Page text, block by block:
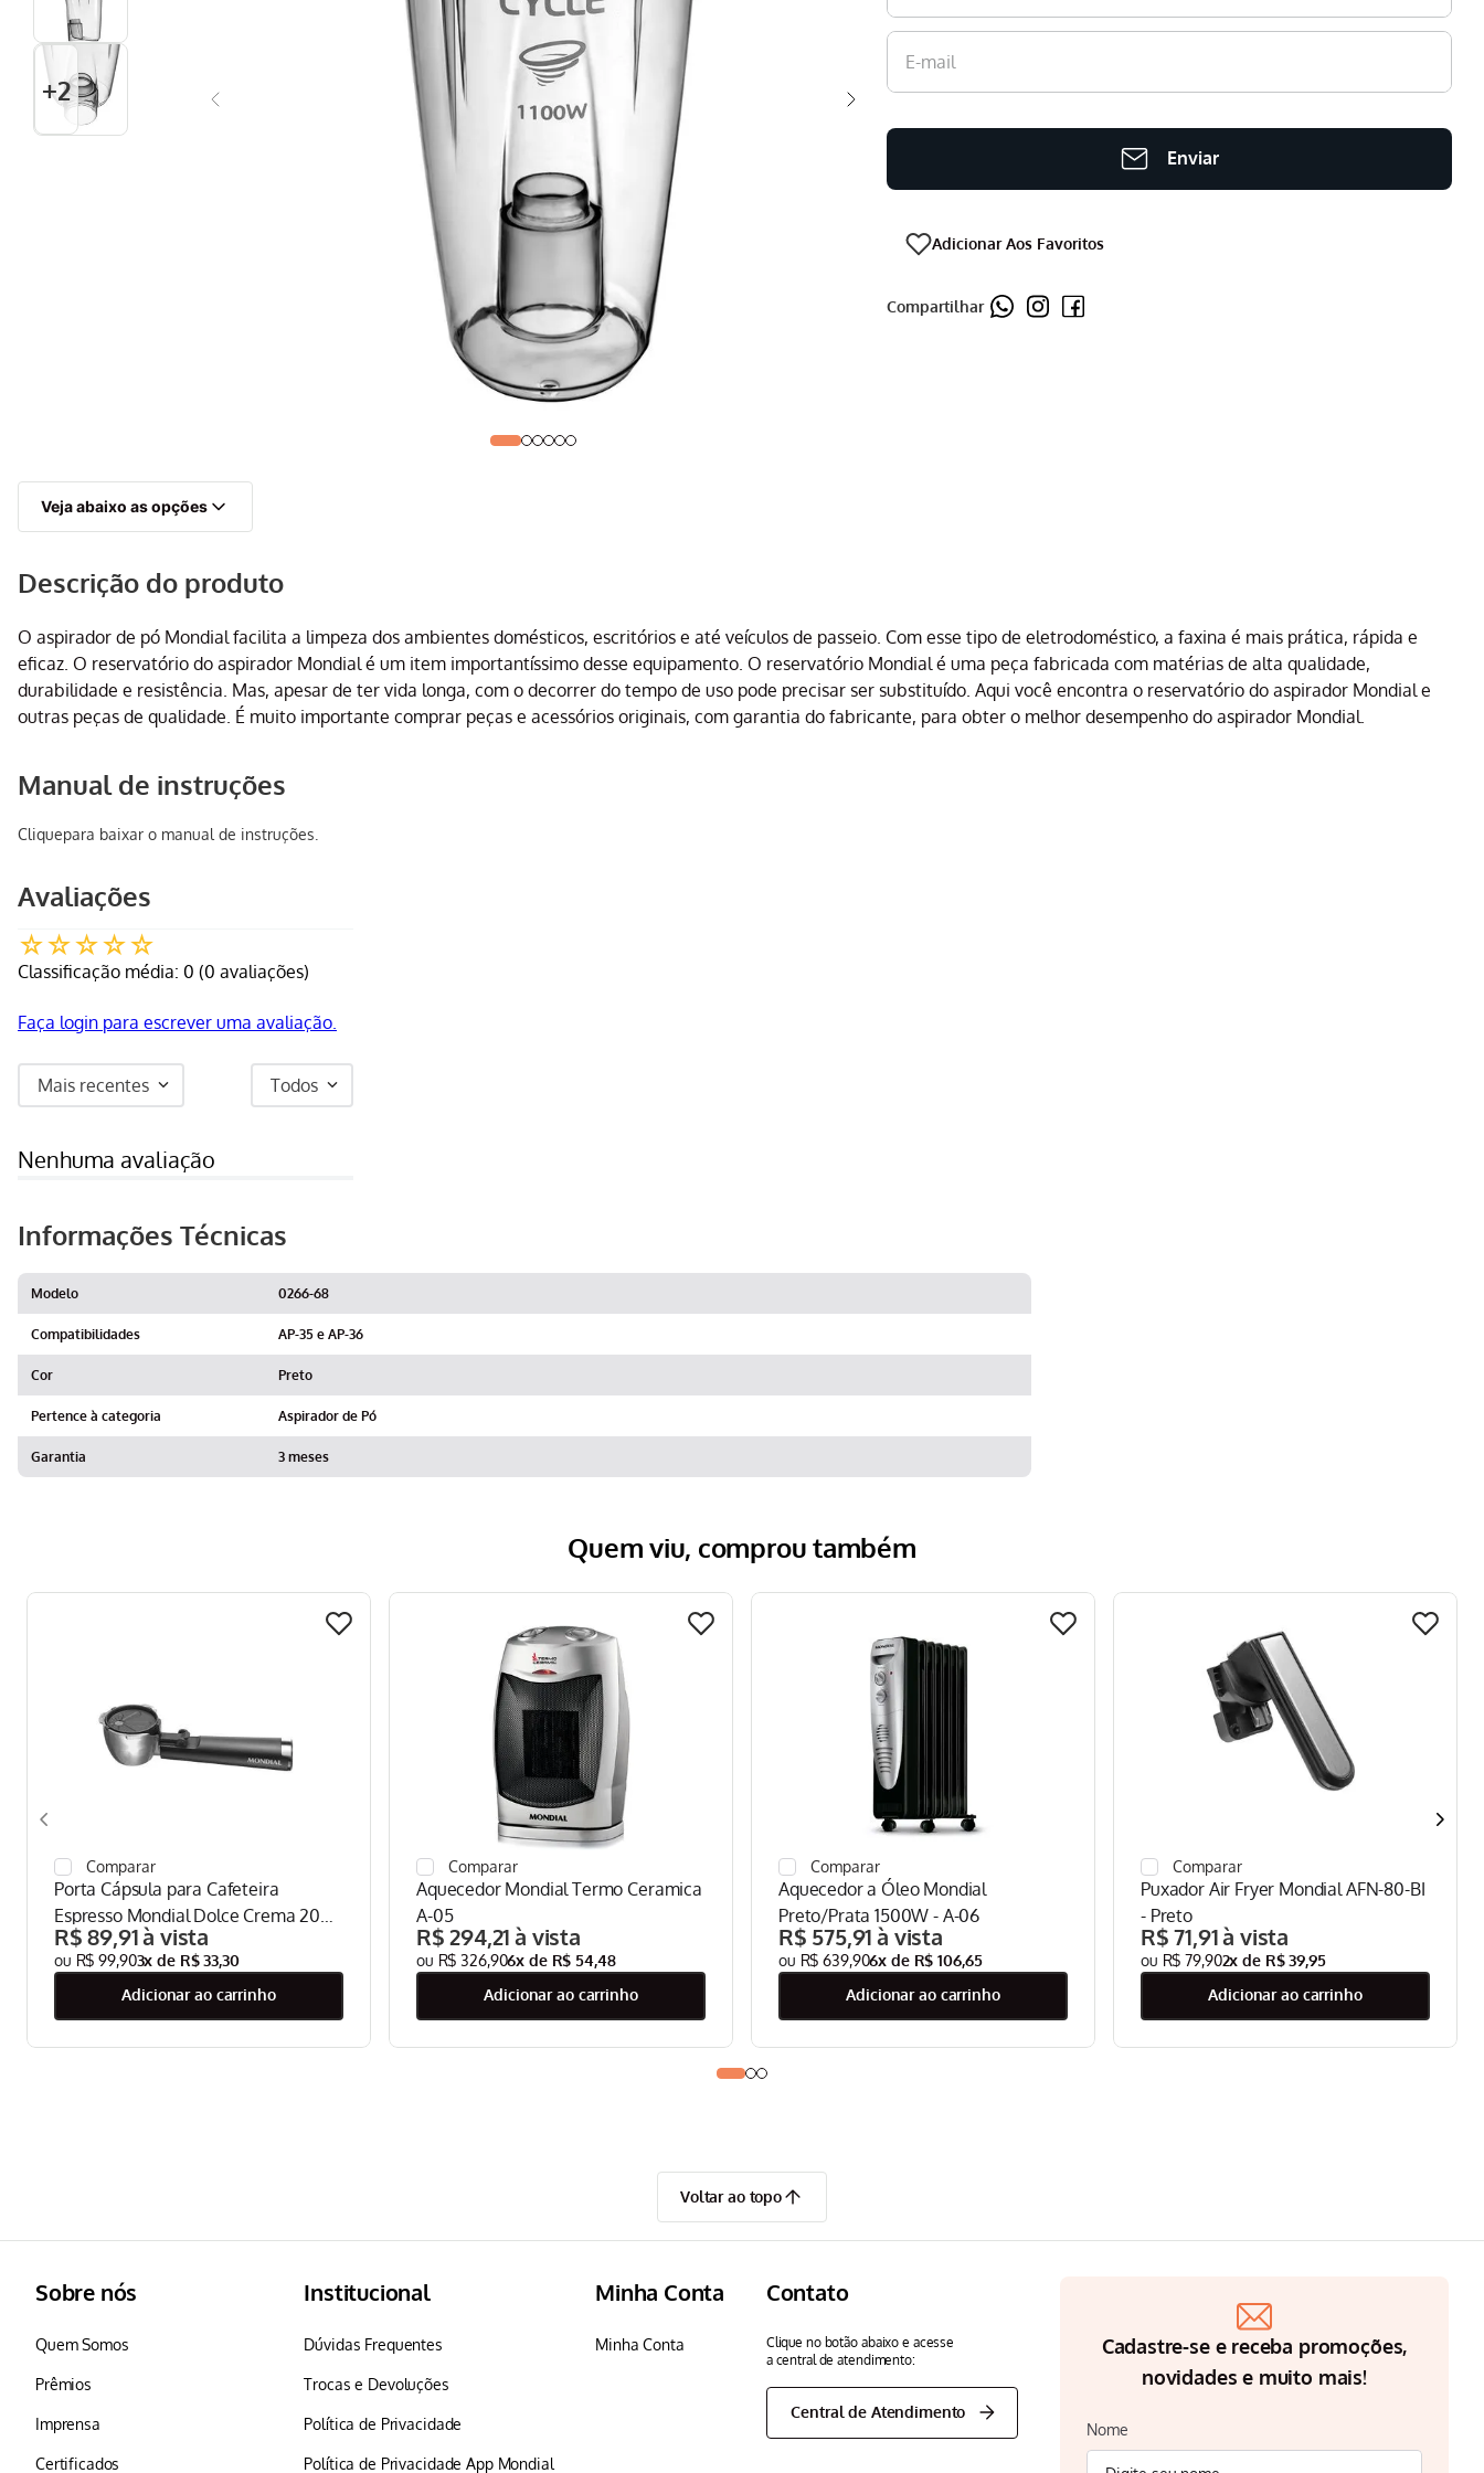
+2
Enviar
Compartilhar
Veja abaixo as opções
Descrição do produto
O aspirador de pó Mondial facilita a limpeza dos ambientes domésticos, escritórios e até veículos de passeio. Com esse tipo de eletrodoméstico, a faxina é mais prática, rápida e
eficaz. O reservatório do aspirador Mondial é um item importantíssimo desse equipamento. O reservatório Mondial é uma peça fabricada com matérias de alta qualidade,
durabilidade e resistência. Mas, apesar de ter vida longa, com o decorrer do tempo de uso pode precisar ser substituído. Aqui você encontra o reservatório do aspirador Mondial e
outras peças de qualidade. É muito importante comprar peças e acessórios originais, com garantia do fabricante, para obter o melhor desempenho do aspirador Mondial.
Manual de instruções
Cliquepara baixar o manual de instruções.
Avaliações
☆☆☆☆☆
Classificação média: 0 (0 avaliações)
Faça login para escrever uma avaliação.
Mais recentes Todos
Nenhuma avaliação
Informações Técnicas
Modelo 0266-68
Compatibilidades AP-35 e AP-36
Cor Preto
Pertence à categoria Aspirador de Pó
Garantia 3 meses
Quem viu, comprou também
Porta Cápsula para Cafeteira
Espresso Mondial Dolce Crema 20
Bar Mondial Preto/Inox - CPC-DG
R$ 89,91
R$ 99,903x de R$ 33,30
adicionar ao carrinho
Aquecedor Mondial Termo Ceramica
A-05
R$ 294,21
R$ 326,906x de R$ 54,48
adicionar ao carrinho
Aquecedor a Óleo Mondial
Preto/Prata 1500W - A-06
R$ 575,91
R$ 639,906x de R$ 106,65
adicionar ao carrinho
Puxador Air Fryer Mondial AFN-80-BI
- Preto
R$ 71,91
R$ 79,902x de R$ 39,95
adicionar ao carrinho
Voltar ao topo
Sobre nós
Quem Somos
Prêmios
Imprensa
Certificados
Institucional
Dúvidas Frequentes
Trocas e Devoluções
Política de Privacidade
Política de Privacidade App Mondial
Minha Conta
Minha Conta
Contato
Clique no botão abaixo e acesse
a central de atendimento:
Central de Atendimento
Cadastre-se e receba promoções,
novidades e muito mais!
Nome
10º Multiprocessador